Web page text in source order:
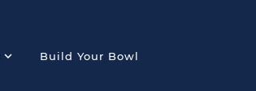
expand_more Build Your Bowl